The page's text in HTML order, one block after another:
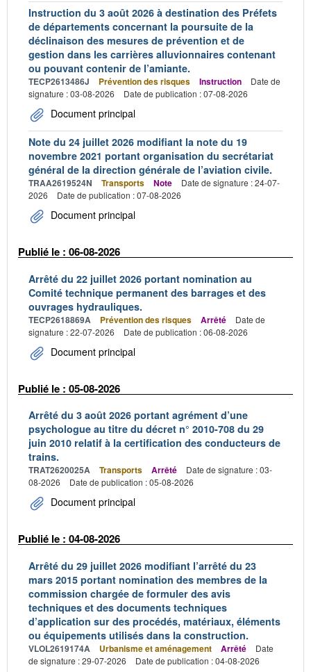
Instruction du 3 août 2026 à destination des Préfets
de départements concernant la poursuite de la
déclinaison des mesures de prévention et de
gestion dans les carrières alluvionnaires contenant
ou pouvant contenir de l’amiante.
TECP2613486J Prévention des risques Instruction
Date de
signature : 03-08-2026
Date de publication : 07-08-2026
Document principal
Note du 24 juillet 2026 modifiant la note du 19
novembre 2021 portant organisation du secrétariat
général de la direction générale de l’aviation civile.
TRAA2619524N Transports Note
Date de signature : 24-07-
2026
Date de publication : 07-08-2026
Document principal
Publié le : 06-08-2026
Arrêté du 22 juillet 2026 portant nomination au
Comité technique permanent des barrages et des
ouvrages hydrauliques.
TECP2618869A Prévention des risques Arrêté
Date de
signature : 22-07-2026
Date de publication : 06-08-2026
Document principal
Publié le : 05-08-2026
Arrêté du 3 août 2026 portant agrément d’une
psychologue au titre du décret n° 2010-708 du 29
juin 2010 relatif à la certification des conducteurs de
trains.
TRAT2620025A Transports Arrêté
Date de signature : 03-
08-2026
Date de publication : 05-08-2026
Document principal
Publié le : 04-08-2026
Arrêté du 29 juillet 2026 modifiant l’arrêté du 23
mars 2015 portant nomination des membres de la
commission chargée de formuler des avis
techniques et des documents techniques
d’application sur des procédés, matériaux, éléments
ou équipements utilisés dans la construction.
VLOL2619174A Urbanisme et aménagement Arrêté
Date
de signature : 29-07-2026
Date de publication : 04-08-2026